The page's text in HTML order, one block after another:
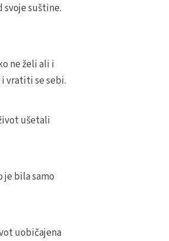
svoje suštine.
ne želi ali i
vratiti se sebi.
ušetali
bila samo
uobičajena